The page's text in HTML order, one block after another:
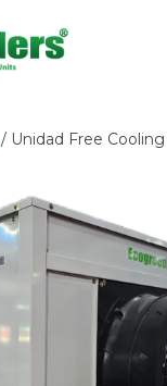
/ Unidad Free Cooling